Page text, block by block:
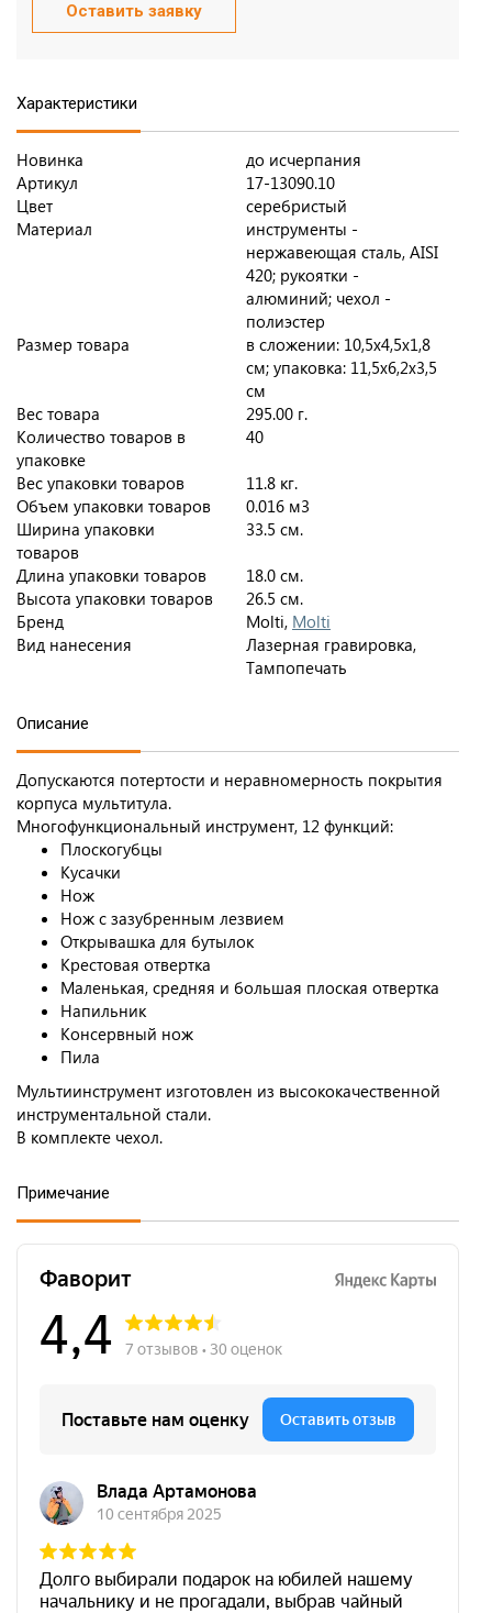
Оставить заявку
Характеристики
Новинка
до исчерпания
Артикул
17-13090.10
Цвет
серебристый
Материал
инструменты -
нержавеющая сталь, AISI
420; рукоятки -
алюминий; чехол -
полиэстер
Размер товара
в сложении: 10,5х4,5х1,8
см; упаковка: 11,5х6,2х3,5
см
Вес товара
295.00 г.
Количество товаров в
упаковке
40
Вес упаковки товаров
11.8 кг.
Объем упаковки товаров
0.016 м3
Ширина упаковки
товаров
33.5 см.
Длина упаковки товаров
18.0 см.
Высота упаковки товаров
26.5 см.
Бренд
Molti, Molti
Вид нанесения
Лазерная гравировка,
Тампопечать
Описание
Допускаются потертости и неравномерность покрытия
корпуса мультитула.
Многофункциональный инструмент, 12 функций:
Плоскогубцы
Кусачки
Нож
Нож с зазубренным лезвием
Открывашка для бутылок
Крестовая отвертка
Маленькая, средняя и большая плоская отвертка
Напильник
Консервный нож
Пила
Мультиинструмент изготовлен из высококачественной
инструментальной стали.
В комплекте чехол.
Примечание